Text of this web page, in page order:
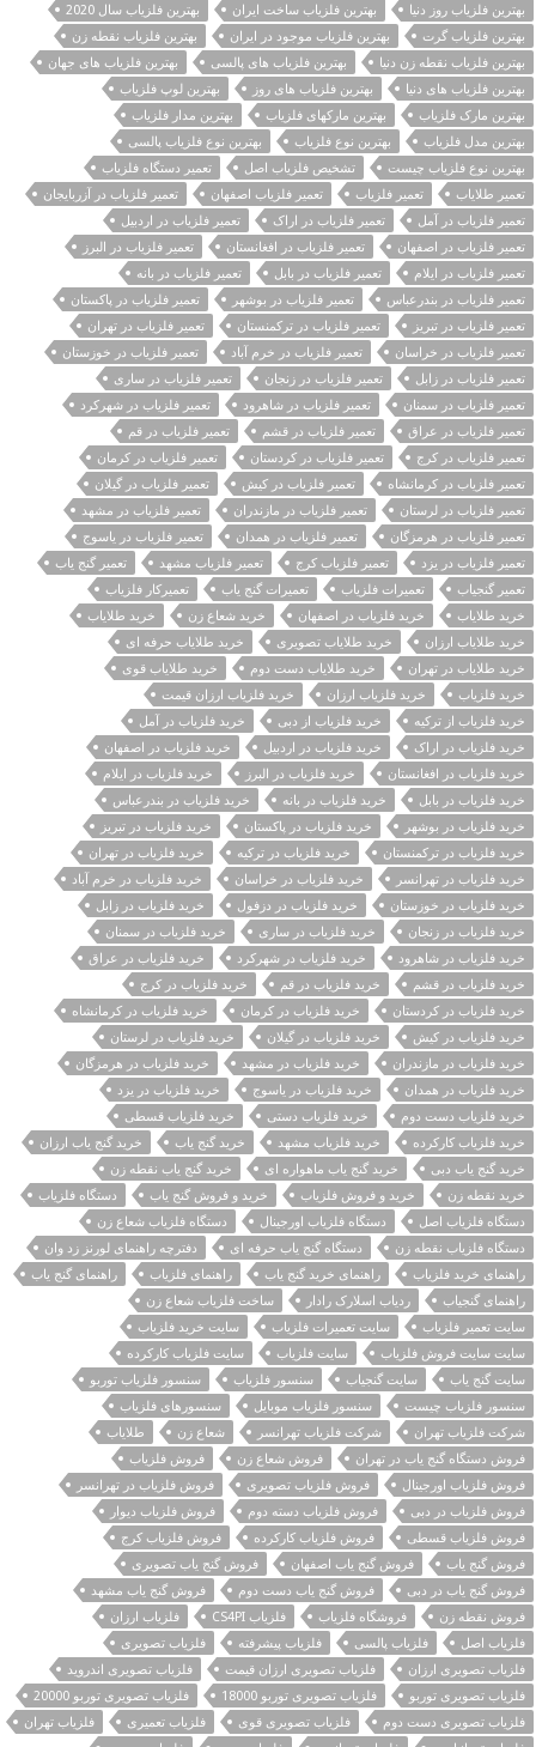
بهترین فلزیاب روز دنیا
بهترین فلزیاب ساخت ایران
بهترین فلزیاب سال 2020
بهترین فلزیاب گرت
بهترین فلزیاب موجود در ایران
بهترین فلزیاب نقطه زن
بهترین فلزیاب نقطه زن دنیا
بهترین فلزیاب های پالسی
بهترین فلزیاب های جهان
بهترین فلزیاب های دنیا
بهترین فلزیاب های روز
بهترین لوپ فلزیاب
بهترین مارک فلزیاب
بهترین مارکهای فلزیاب
بهترین مدار فلزیاب
بهترین مدل فلزیاب
بهترین نوع فلزیاب
بهترین نوع فلزیاب پالسی
بهترین نوع فلزیاب چیست
تشخیص فلزیاب اصل
تعمیر دستگاه فلزیاب
تعمیر طلایاب
تعمیر فلزیاب تعمیر فلزیاب اصفهان
تعمیر فلزیاب در آزربایجان
تعمیر فلزیاب در آمل
تعمیر فلزیاب در اراک
تعمیر فلزیاب در اردبیل
تعمیر فلزیاب در اصفهان
تعمیر فلزیاب در افغانستان
تعمیر فلزیاب در البرز
تعمیر فلزیاب در ایلام
تعمیر فلزیاب در بابل
تعمیر فلزیاب در بانه
تعمیر فلزیاب در بندرعباس
تعمیر فلزیاب در بوشهر
تعمیر فلزیاب در پاکستان
تعمیر فلزیاب در تبریز
تعمیر فلزیاب در ترکمنستان
تعمیر فلزیاب در تهران
تعمیر فلزیاب در خراسان
تعمیر فلزیاب در خرم آباد
تعمیر فلزیاب در خوزستان
تعمیر فلزیاب در زابل
تعمیر فلزیاب در زنجان
تعمیر فلزیاب در ساری
تعمیر فلزیاب در سمنان
تعمیر فلزیاب در شاهرود
تعمیر فلزیاب در شهرکرد
تعمیر فلزیاب در عراق
تعمیر فلزیاب در قشم
تعمیر فلزیاب در قم
تعمیر فلزیاب در کرج
تعمیر فلزیاب در کردستان
تعمیر فلزیاب در کرمان
تعمیر فلزیاب در کرمانشاه
تعمیر فلزیاب در کیش
تعمیر فلزیاب در گیلان
تعمیر فلزیاب در لرستان
تعمیر فلزیاب در مازندران
تعمیر فلزیاب در مشهد
تعمیر فلزیاب در هرمزگان
تعمیر فلزیاب در همدان
تعمیر فلزیاب در یاسوج
تعمیر فلزیاب در یزد
تعمیر فلزیاب کرج تعمیر فلزیاب مشهد
تعمیر گنج یاب
تعمیر گنجیاب
تعمیرات فلزیاب تعمیرات گنج یاب
تعمیرکار فلزیاب
خريد طلاياب
خريد فلزياب در اصفهان خرید شعاع زن
خرید طلایاب
خرید طلایاب ارزان
خرید طلایاب تصویری
خرید طلایاب حرفه ای
خرید طلایاب در تهران
خرید طلایاب دست دوم
خرید طلایاب قوی
خرید فلزیاب
خرید فلزیاب ارزان
خرید فلزیاب ارزان قیمت
خرید فلزیاب از ترکیه
خرید فلزیاب از دبی
خرید فلزیاب در آمل
خرید فلزیاب در اراک
خرید فلزیاب در اردبیل
خرید فلزیاب در اصفهان
خرید فلزیاب در افغانستان
خرید فلزیاب در البرز
خرید فلزیاب در ایلام
خرید فلزیاب در بابل
خرید فلزیاب در بانه
خرید فلزیاب در بندرعباس
خرید فلزیاب در بوشهر
خرید فلزیاب در پاکستان
خرید فلزیاب در تبریز
خرید فلزیاب در ترکمنستان
خرید فلزیاب در ترکیه
خرید فلزیاب در تهران
خرید فلزیاب در تهرانسر
خرید فلزیاب در خراسان
خرید فلزیاب در خرم آباد
خرید فلزیاب در خوزستان
خرید فلزیاب در دزفول
خرید فلزیاب در زابل
خرید فلزیاب در زنجان
خرید فلزیاب در ساری
خرید فلزیاب در سمنان
خرید فلزیاب در شاهرود
خرید فلزیاب در شهرکرد
خرید فلزیاب در عراق
خرید فلزیاب در قشم
خرید فلزیاب در قم
خرید فلزیاب در کرج
خرید فلزیاب در کردستان
خرید فلزیاب در کرمان
خرید فلزیاب در کرمانشاه
خرید فلزیاب در کیش
خرید فلزیاب در گیلان
خرید فلزیاب در لرستان
خرید فلزیاب در مازندران
خرید فلزیاب در مشهد
خرید فلزیاب در هرمزگان
خرید فلزیاب در همدان
خرید فلزیاب در یاسوج
خرید فلزیاب در یزد
خرید فلزیاب دست دوم
خرید فلزیاب دستی
خرید فلزیاب قسطی
خرید فلزیاب کارکرده
خرید فلزیاب مشهد خرید گنج یاب
خرید گنج یاب ارزان
خرید گنج یاب دبی
خرید گنج یاب ماهواره ای
خرید گنج یاب نقطه زن
خرید نقطه زن
خرید و فروش فلزیاب خرید و فروش گنج یاب
دستگاه فلزیاب
دستگاه فلزیاب اصل
دستگاه فلزیاب اورجینال
دستگاه فلزیاب شعاع زن
دستگاه فلزیاب نقطه زن
دستگاه گنج یاب حرفه ای
دفترچه راهنمای لورنز زد وان
راهنمای خرید فلزیاب
راهنمای خرید گنج یاب راهنمای فلزیاب
راهنمای گنج یاب
راهنمای گنجیاب
ردیاب اسلارک رادار
ساخت فلزیاب شعاع زن
سایت تعمیر فلزیاب
سایت تعمیرات فلزیاب
سایت خرید فلزیاب
سایت سایت فروش فلزیاب
سایت فلزیاب
سایت فلزیاب کارکرده
سایت گنج یاب
سایت گنجیاب سنسور فلزیاب
سنسور فلزیاب توربو
سنسور فلزیاب چیست
سنسور فلزیاب موبایل
سنسورهای فلزیاب
شرکت فلزیاب تهران
شرکت فلزیاب تهرانسر شعاع زن
طلایاب
فروش دستگاه گنج یاب در تهران
فروش شعاع زن
فروش فلزیاب
فروش فلزیاب اورجینال
فروش فلزیاب تصویری
فروش فلزیاب در تهرانسر
فروش فلزیاب در دبی
فروش فلزیاب دسته دوم
فروش فلزیاب دیوار
فروش فلزیاب قسطی
فروش فلزیاب کارکرده
فروش فلزیاب کرج
فروش گنج یاب
فروش گنج یاب اصفهان
فروش گنج یاب تصویری
فروش گنج یاب در دبی
فروش گنج یاب دست دوم
فروش گنج یاب مشهد
فروش نقطه زن
فروشگاه فلزیاب فلزیاب CS4PI
فلزیاب ارزان
فلزیاب اصل
فلزیاب پالسی فلزیاب پیشرفته
فلزیاب تصویری
فلزیاب تصویری ارزان
فلزیاب تصویری ارزان قیمت
فلزیاب تصویری اندروید
فلزیاب تصویری توربو
فلزیاب تصویری توربو 18000
فلزیاب تصویری توربو 20000
فلزیاب تصویری دست دوم
فلزیاب تصویری قوی فلزیاب تعمیری
فلزیاب تهران